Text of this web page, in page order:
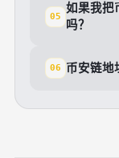
05
如果我把
吗？
06 币安链地